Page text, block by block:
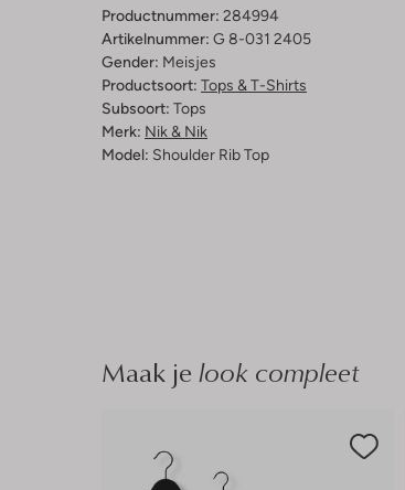
Productnummer: 284994
Artikelnummer: G 8-031 2405
Gender: Meisjes
Productsoort: Tops & T-Shirts
Subsoort: Tops
Merk: Nik & Nik
Model: Shoulder Rib Top
Maak je look compleet